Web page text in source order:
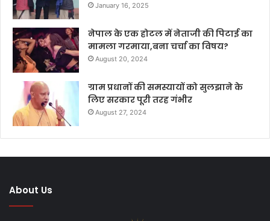
January 16, 2025
नेपाल के एक होटल में नेताजी की पिटाई का
मामला गरमाया,बना चर्चा का विषय?
August 20, 2024
ग्राम प्रधानों की समस्यायों को सुलझाने के
लिए सरकार पूरी तरह गंभीर
August 27, 2024
About Us